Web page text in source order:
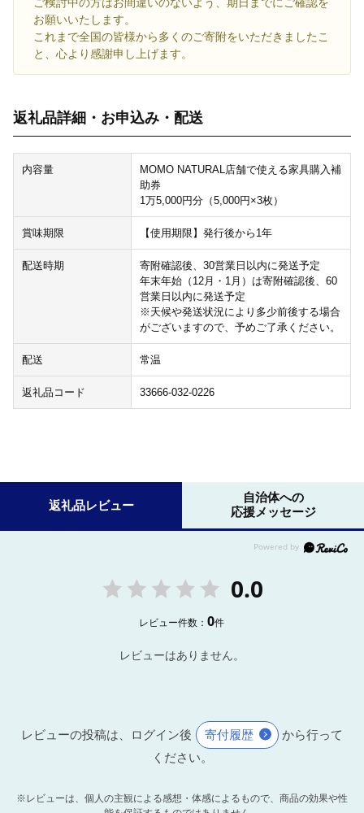
お願いいたします。
これまで全国の皆様から多くのご寄附をいただきましたこ
と、心より感謝申し上げます。
返礼品詳細・お申込み・配送
内容量
MOMO NATURAL店舗で使える家具購入補
助券
1万5,000円分（5,000円×3枚）
賞味期限 【使用期限】発行後から1年
配送時期
寄附確認後、30営業日以内に発送予定
年末年始（12月・1月）は寄附確認後、60
営業日以内に発送予定
※天候や発送状況により多少前後する場合
がございますので、予めご了承ください。
配送 常温
返礼品コード 33666-032-0226
返礼品レビュー
自治体への
応援メッセージ
0.0
レビュー件数：0件
レビューはありません。
レビューの投稿は、ログイン後 寄付履歴
から行って
ください。
※レビューは、個人の主観による感想・体感によるもので、商品の効果や性